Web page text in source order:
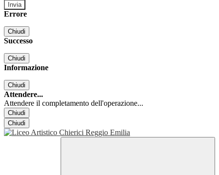
Errore
Chiudi
Successo
Chiudi
Informazione
Chiudi
Attendere...
Attendere il completamento dell'operazione...
Chiudi
Chiudi